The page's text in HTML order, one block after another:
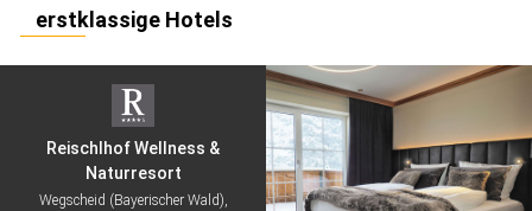
erstklassige Hotels
Reischlhof Wellness &
Naturresort
Wegscheid (Bayerischer Wald),